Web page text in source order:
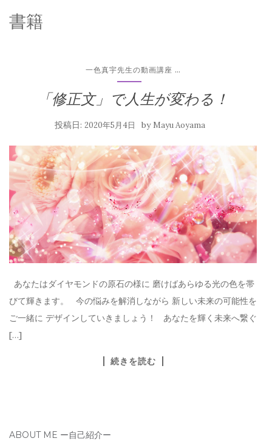
書籍
一色真宇先生の動画講座 ...
「修正文」で人生が変わる！
投稿日: 2020年5月4日 by Mayu Aoyama
あなたはダイヤモンドの原石の様に 磨けばあらゆる光の色を帯
びて輝きます。 今の悩みを解消しながら 新しい未来の可能性を
ご一緒に デザインしていきましょう！ あなたを輝く未来へ繋ぐ
[…]
続きを読む
ABOUT ME ー自己紹介ー